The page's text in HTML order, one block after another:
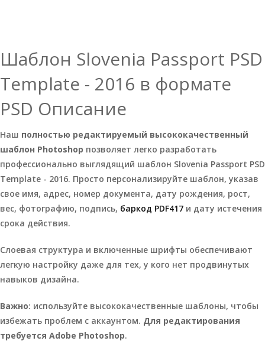
Шаблон Slovenia Passport PSD
Template - 2016 в формате
PSD Описание
Наш полностью редактируемый высококачественный
шаблон Photoshop позволяет легко разработать
профессионально выглядящий шаблон Slovenia Passport PSD
Template - 2016. Просто персонализируйте шаблон, указав
свое имя, адрес, номер документа, дату рождения, рост,
вес, фотографию, подпись, баркод PDF417 и дату истечения
срока действия.
Слоевая структура и включенные шрифты обеспечивают
легкую настройку даже для тех, у кого нет продвинутых
навыков дизайна.
Важно: используйте высококачественные шаблоны, чтобы
избежать проблем с аккаунтом. Для редактирования
требуется Adobe Photoshop.